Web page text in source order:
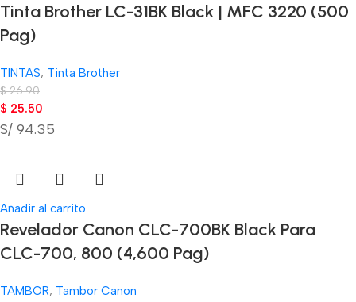
Tinta Brother LC-31BK Black | MFC 3220 (500
Pag)
TINTAS, Tinta Brother
$26.90
$ 25.50
S/ 94.35
Añadir al carrito
Revelador Canon CLC-700BK Black Para
CLC-700, 800 (4,600 Pag)
TAMBOR, Tambor Canon